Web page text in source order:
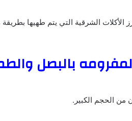
الشرقية التي يتم طهيها
بالبصل
من الحجم الكبير.